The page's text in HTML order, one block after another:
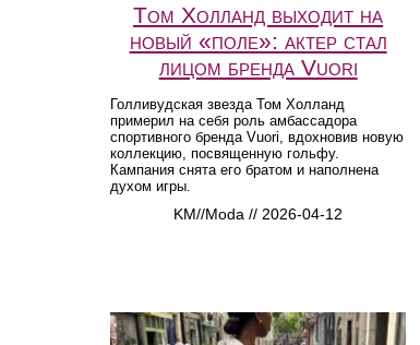
Том Холланд выходит на
новый «поле»: актер стал
лицом бренда Vuori
Голливудская звезда Том Холланд
примерил на себя роль амбассадора
спортивного бренда Vuori, вдохновив новую
коллекцию, посвященную гольфу.
Кампания снята его братом и наполнена
духом игры.
KM//Moda // 2026-04-12